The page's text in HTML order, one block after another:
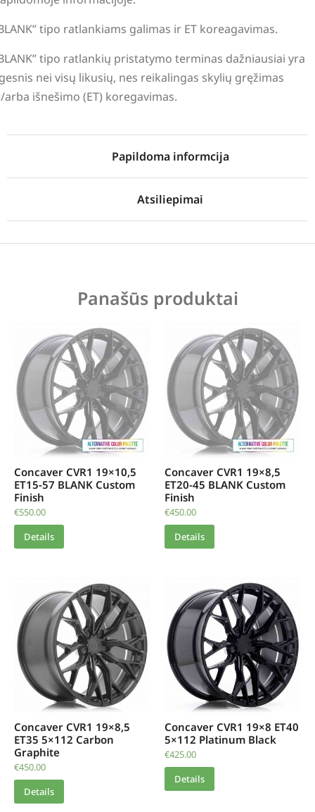
tipo ratlankiams galimas ir ET koreagavimas.
tipo ratlankių pristatymo terminas dažniausiai yra
nei visų likusių, nes reikalingas skylių gręžimas
arba išnešimo (ET) koregavimas.
Papildoma informcija
Atsiliepimai
Panašūs produktai
Concaver CVR1 19×10,5
ET15-57 BLANK Custom
Finish
€550.00
Details
Concaver CVR1 19×8,5
ET20-45 BLANK Custom
Finish
€450.00
Details
Concaver CVR1 19×8,5
ET35 5×112 Carbon
Graphite
€450.00
Details
Concaver CVR1 19×8 ET40
5×112 Platinum Black
€425.00
Details